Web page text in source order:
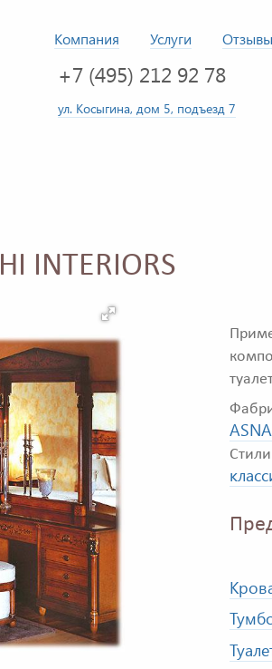
Компания Услуги Отзывы
+7 (495) 212 92 78
ул. Косыгина, дом 5, подъезд 7
INTERIORS
Стили